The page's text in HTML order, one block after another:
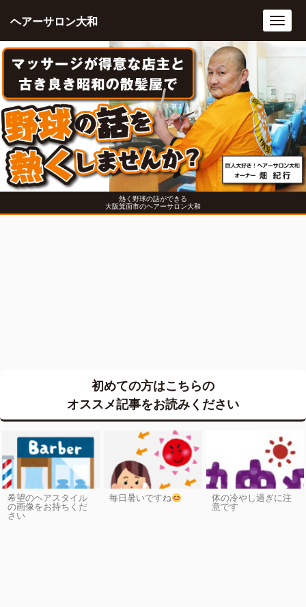
熱く野球の話ができる
大阪箕面市のヘアーサロン大和
ヘアーサロン大和
初めての方はこちらの
オススメ記事をお読みください
希望のヘアスタイル
の画像をお持ちくだ
さい
毎日暑いですね 体の冷やし過ぎに注
意です